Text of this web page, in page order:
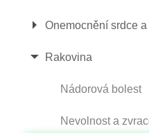
Onemocnění srdce a
Rakovina
Nádorová bolest
Nevolnost a